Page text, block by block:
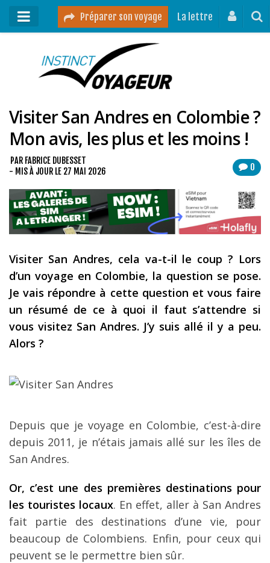
Préparer son voyage La lettre
Mon podcast
Destinations
Mes ressources pour voyager
Guides voyages
Contact
Mon journal de bord sur Instagram
Blog voyage
Les derniers articles
Podcast
Préparer son voyage
LA LETTRE
Sites utiles
Réserver un vol !
Assurance voyage !
LA carte bancaire
voyage !
Louer une voiture !
Visiter San Andres en Colombie ?
Mon avis, les plus et les moins !
0
PAR FABRICE DUBESSET
- MIS À JOUR LE 27 MAI 2026
Visiter San Andres, cela va-t-il le coup ? Lors
d’un voyage en Colombie, la question se pose.
Je vais répondre à cette question et vous faire
un résumé de ce à quoi il faut s’attendre si
vous visitez San Andres. J’y suis allé il y a peu.
Alors ?
Depuis que je voyage en Colombie, c’est-à-dire
depuis 2011, je n’étais jamais allé sur les îles de
San Andres.
Or, c’est une des premières destinations pour
les touristes locaux. En effet, aller à San Andres
fait partie des destinations d’une vie, pour
beaucoup de Colombiens. Enfin, pour ceux qui
peuvent se le permettre bien sûr.